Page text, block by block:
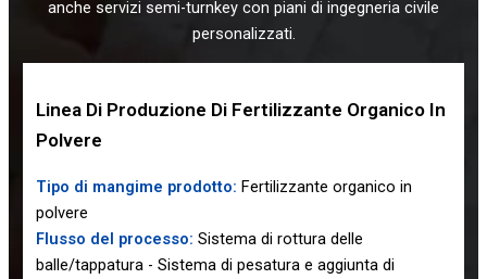
anche servizi semi-turnkey con piani di ingegneria civile
personalizzati.
Linea Di Produzione Di Fertilizzante Organico In
Polvere
Tipo di mangime prodotto: Fertilizzante organico in
polvere
Flusso del processo: Sistema di rottura delle
balle/tappatura - Sistema di pesatura e aggiunta di